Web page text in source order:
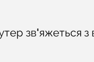
зв'яжеться з